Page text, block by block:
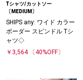
Tシャツ/カットソー
〔MEDIUM〕
SHIPS any: ワイド カラー
ボーダー スピンドル Tシ
ャツ◇
￥3,564
〔40%OFF〕